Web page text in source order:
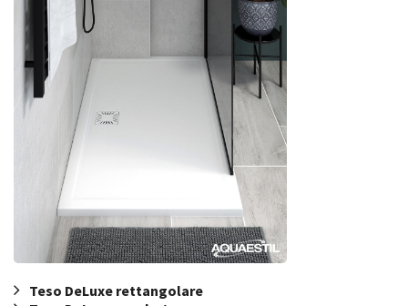
Teso DeLuxe rettangolare